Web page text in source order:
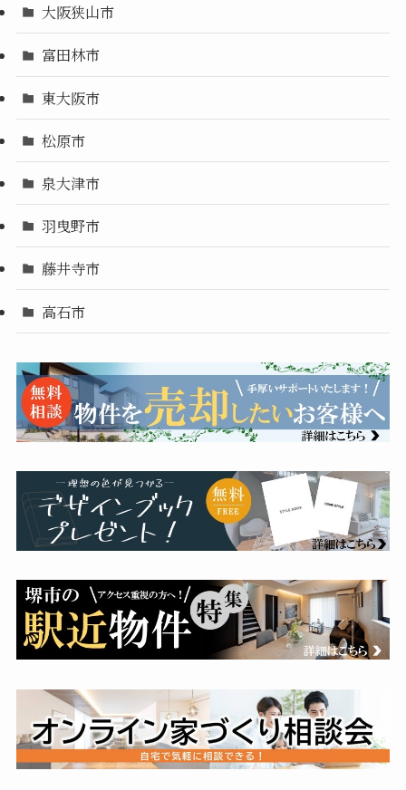
大阪狭山市
富田林市
東大阪市
松原市
泉大津市
羽曳野市
藤井寺市
高石市